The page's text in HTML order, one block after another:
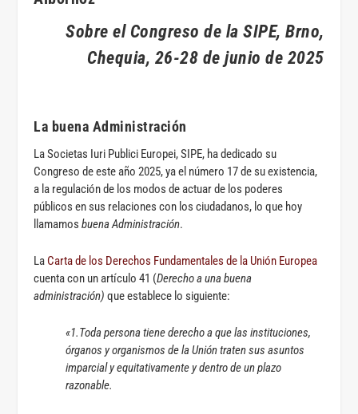
Sobre el Congreso de la SIPE, Brno,
Chequia, 26-28 de junio de 2025
La buena Administración
La Societas Iuri Publici Europei, SIPE, ha dedicado su
Congreso de este año 2025, ya el número 17 de su existencia,
a la regulación de los modos de actuar de los poderes
públicos en sus relaciones con los ciudadanos, lo que hoy
llamamosbuena Administración.
La Carta de los Derechos Fundamentales de la Unión Europea
cuenta con un artículo 41 (Derecho a una buena
administración)que establece lo siguiente:
«1.Toda persona tiene derecho a que las instituciones,
órganos y organismos de la Unión traten sus asuntos
imparcial y equitativamente y dentro de un plazo
razonable.